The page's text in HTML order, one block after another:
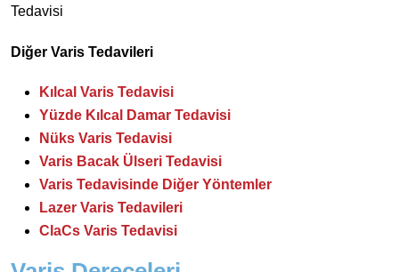
Tedavisi
Diğer Varis Tedavileri
Kılcal Varis Tedavisi
Yüzde Kılcal Damar Tedavisi
Nüks Varis Tedavisi
Varis Bacak Ülseri Tedavisi
Varis Tedavisinde Diğer Yöntemler
Lazer Varis Tedavileri
ClaCs Varis Tedavisi